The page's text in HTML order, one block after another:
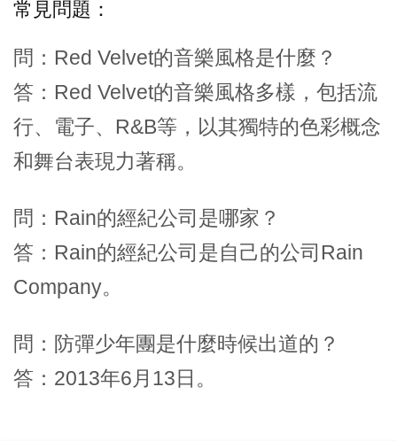
常見問題：
問：Red Velvet的音樂風格是什麼？
答：Red Velvet的音樂風格多樣，包括流
行、電子、R&B等，以其獨特的色彩概念
和舞台表現力著稱。
問：Rain的經紀公司是哪家？
答：Rain的經紀公司是自己的公司Rain
Company。
問：防彈少年團是什麼時候出道的？
答：2013年6月13日。